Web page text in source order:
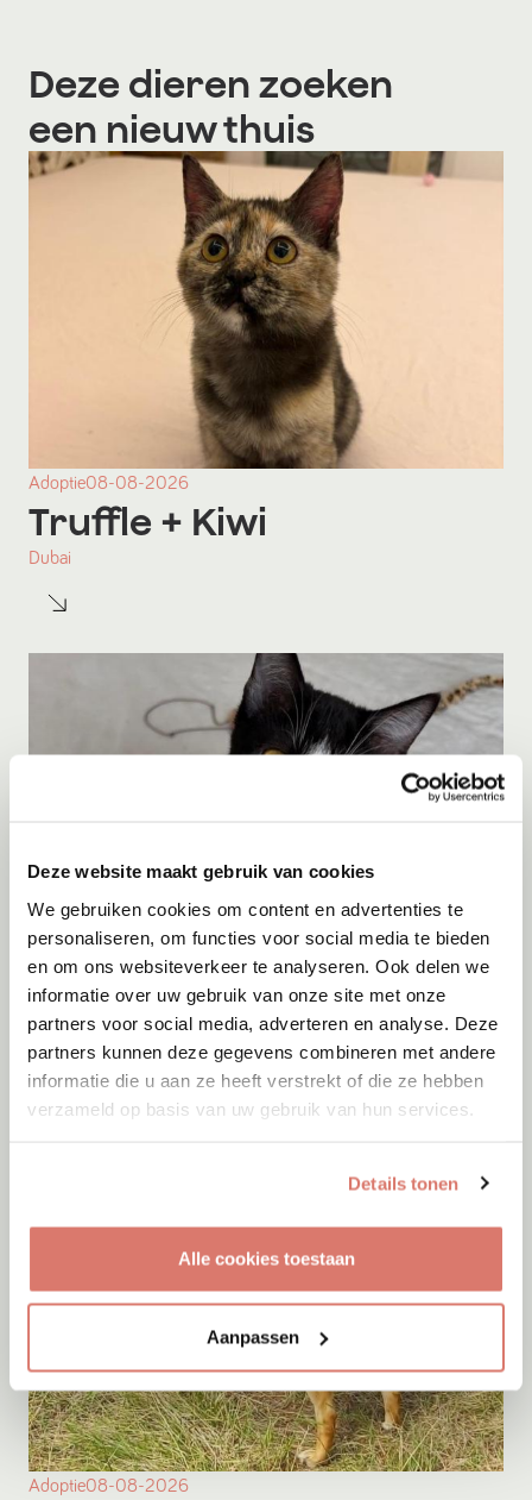
Deze website maakt gebruik van cookies
We gebruiken cookies om content en advertenties te
personaliseren, om functies voor social media te bieden
en om ons websiteverkeer te analyseren. Ook delen we
informatie over uw gebruik van onze site met onze
partners voor social media, adverteren en analyse. Deze
partners kunnen deze gegevens combineren met andere
informatie die u aan ze heeft verstrekt of die ze hebben
verzameld op basis van uw gebruik van hun services.
Details tonen
Alle cookies toestaan
Aanpassen
Deze dieren zoeken
een nieuw thuis
Adoptie08-08-2026
Truffle + Kiwi
Dubai
Adoptie 08-08-2026
Kiwi+ Truffle
Dubai
Adoptie08-08-2026